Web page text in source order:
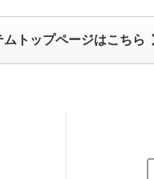
トップページはこちら